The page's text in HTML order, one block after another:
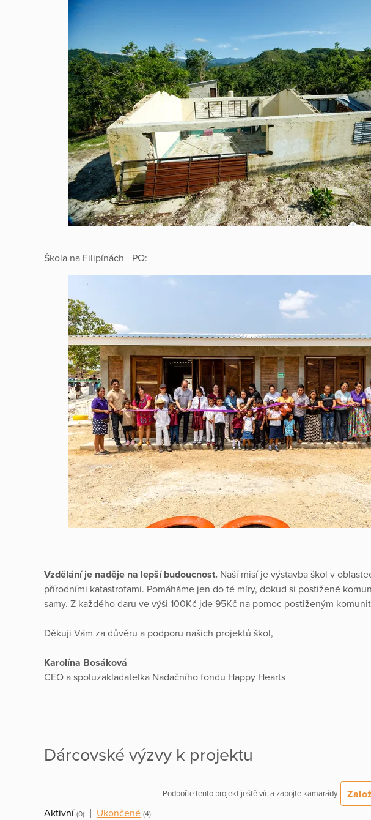
Škola na Filipínách - PO:
Vzdělání je naděje na lepší budoucnost. Naší misí je výstavba škol v
přírodními katastrofami. Pomáháme jen do té míry, dokud si postižené
samy. Z každého daru ve výši 100Kč jde 95Kč na pomoc postiženým
Děkuji Vám za důvěru a podporu našich projektů škol,
Karolína Bosáková
CEO a spoluzakladatelka Nadačního fondu Happy Hearts
Dárcovské výzvy k projektu
Podpořte tento projekt ještě víc a zapojte kamarády
Aktivní (0) Ukončené (4)